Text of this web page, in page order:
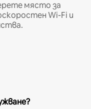
място за
Wi-Fi и